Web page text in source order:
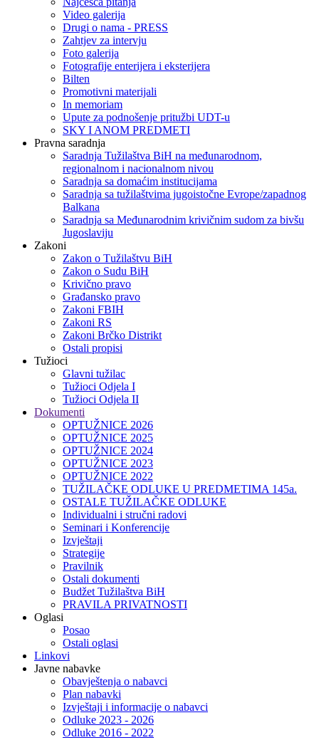
Video galerija
Drugi o nama - PRESS
Zahtjev za intervju
Foto galerija
Fotografije enterijera i eksterijera
Bilten
Promotivni materijali
In memoriam
Upute za podnošenje pritužbi UDT-u
SKY I ANOM PREDMETI
Pravna saradnja
Saradnja Tužilaštva BiH na međunarodnom,
regionalnom i nacionalnom nivou
Saradnja sa domaćim institucijama
Saradnja sa tužilaštvima jugoistočne Evrope/zapadnog
Balkana
Saradnja sa Međunarodnim krivičnim sudom za bivšu
Jugoslaviju
Zakoni
Zakon o Тužilaštvu BiH
Zakon o Sudu BiH
Krivično pravo
Građansko pravo
Zakoni FBIH
Zakoni RS
Zakoni Brčko Distrikt
Ostali propisi
Tužioci
Glavni tužilac
Tužioci Odjela I
Tužioci Odjela II
Dokumenti
OPTUŽNICE 2026
OPTUŽNICE 2025
OPTUŽNICE 2024
OPTUŽNICE 2023
OPTUŽNICE 2022
TUŽILAČKE ODLUKE U PREDMETIMA 145a.
OSTALE TUŽILAČKE ODLUKE
Individualni i stručni radovi
Seminari i Konferencije
Izvještaji
Strategije
Pravilnik
Ostali dokumenti
Budžet Tužilaštva BiH
PRAVILA PRIVATNOSTI
Oglasi
Posao
Ostali oglasi
Linkovi
Javne nabavke
Obavještenja o nabavci
Plan nabavki
Izvještaji i informacije o nabavci
Odluke 2023 - 2026
Odluke 2016 - 2022